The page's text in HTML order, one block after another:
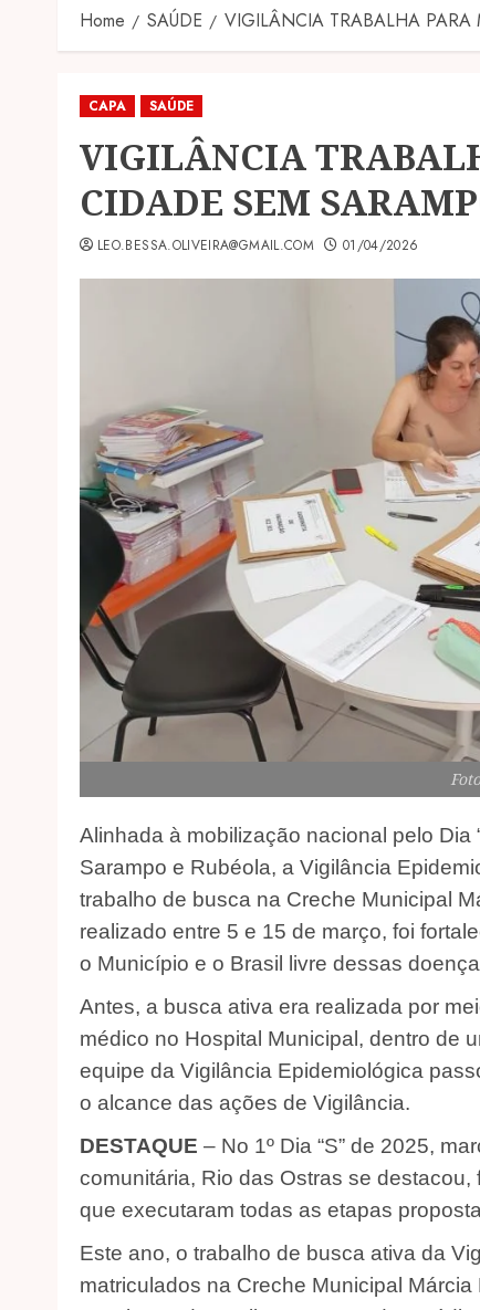
Home SAÚDE VIGILÂNCIA TRABALHA PARA
CAPA SAÚDE
VIGILÂNCIA
CIDADE SEM
LEO.BESSA.OLIVEIRA@GMAIL.COM 01/04/2026
Alinhada à mobilização nacional pelo Dia
Sarampo e Rubéola, a Vigilância
trabalho de busca na Creche Municipal
realizado entre 5 e 15 de março, foi
o Município e o Brasil livre dessas
Antes, a busca ativa era realizada por
médico no Hospital Municipal, dentro de
equipe da Vigilância Epidemiológica
o alcance das ações de Vigilância.
DESTAQUE – No 1º Dia “S” de 2025,
comunitária, Rio das Ostras se
que executaram todas as etapas
Este ano, o trabalho de busca ativa da
matriculados na Creche Municipal